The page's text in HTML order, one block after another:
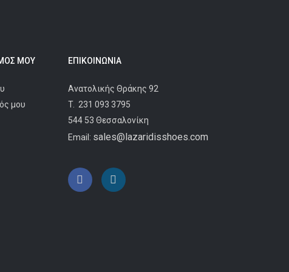
ΜΟΥ
μου
ΕΠΙΚΟΙΝΩΝΊΑ
Ανατολικής Θράκης 92
T. 231 093 3795
544 53 Θεσσαλονίκη
Email: sales@lazaridisshoes.com